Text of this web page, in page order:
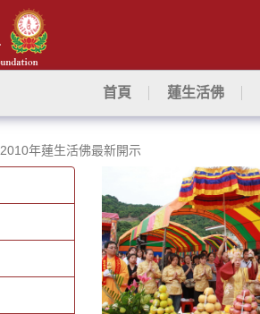
首頁 蓮生活佛
2010年蓮生活佛最新開示